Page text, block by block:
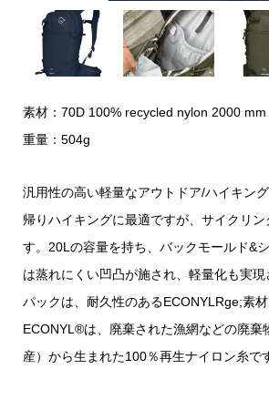
素材：70D 100% recycled nylon 2000 mm
重量：504g
汎用性の高い軽量なアウトドア/ハイキン
帰りハイキングに最適ですが、サイクリン
す。20Lの容量を持ち、バックモールド&
は蒸れにくい凹凸が施され、軽量化も実
パックは、耐久性のあるECONYLRge;素材
ECONYL®は、廃棄された漁網などの廃棄
産）から生まれた100％再生ナイロン糸で